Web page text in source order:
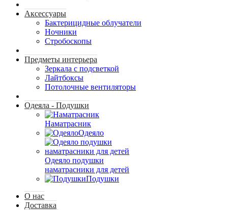
Аксессуары
Бактерицидные облучатели
Ночники
Стробоскопы
Предметы интерьера
Зеркала с подсветкой
Лайтбоксы
Потолочные вентиляторы
Одеяла - Подушки
Наматрасник
Одеяло
Одеяло подушки
наматрасники для детей
Подушки
О нас
Доставка